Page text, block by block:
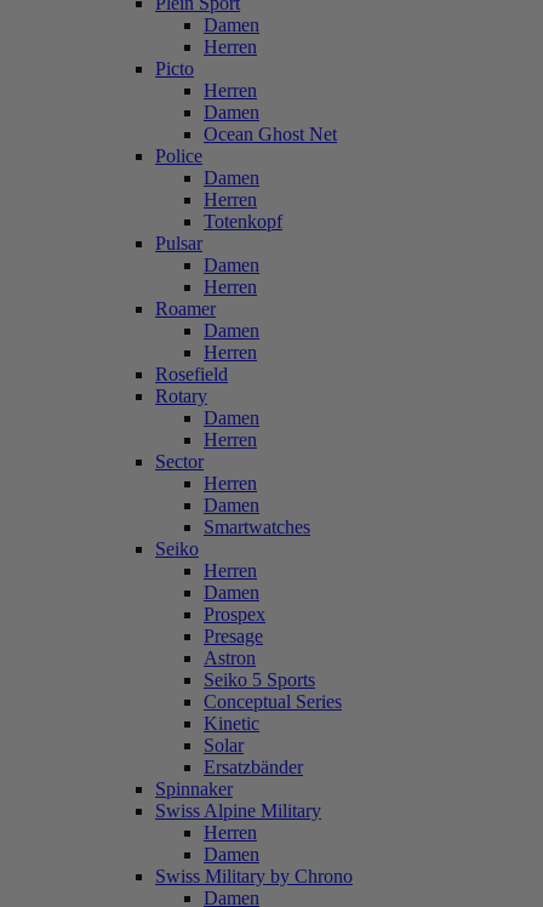
Damen
Herren
Picto
Herren
Damen
Ocean Ghost Net
Police
Damen
Herren
Totenkopf
Pulsar
Damen
Herren
Roamer
Damen
Herren
Rosefield
Rotary
Damen
Herren
Sector
Herren
Damen
Smartwatches
Seiko
Herren
Damen
Prospex
Presage
Astron
Seiko 5 Sports
Conceptual Series
Kinetic
Solar
Ersatzbänder
Spinnaker
Swiss Alpine Military
Herren
Damen
Swiss Military by Chrono
Damen